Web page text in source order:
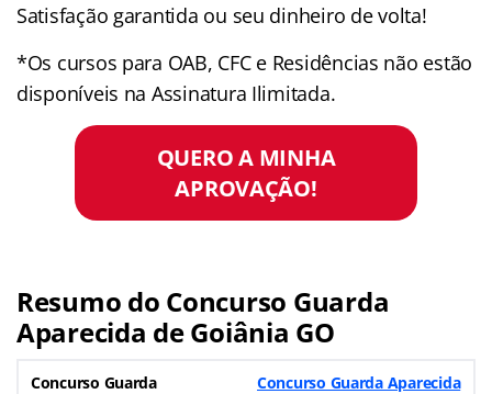
Satisfação garantida ou seu dinheiro de volta!
*Os cursos para OAB, CFC e Residências não estão
disponíveis na Assinatura Ilimitada.
QUERO A MINHA
APROVAÇÃO!
Resumo do Concurso Guarda
Aparecida de Goiânia GO
Concurso Guarda
Concurso Guarda Aparecida